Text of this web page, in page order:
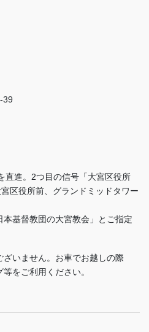
39
直進。2つ目の信号「大宮区役所
区役所前、グランドミッドタワー
基督教団の大宮教会」とご指定
いません。お車でお越しの際
をご利用ください。